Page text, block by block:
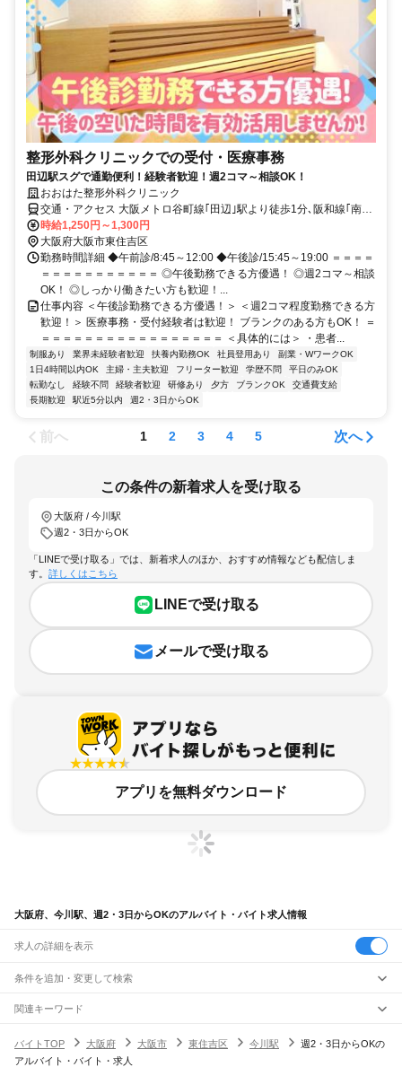
整形外科クリニックでの受付・医療事務
田辺駅スグで通勤便利！経験者歓迎！週2コマ～相談OK！
おおはた整形外科クリニック
交通・アクセス 大阪メトロ谷町線｢田辺｣駅より徒歩1分､阪和線｢南田
辺｣駅より徒歩8分
時給1,250円～1,300円
大阪府大阪市東住吉区
勤務時間詳細 ◆午前診/8:45～12:00 ◆午後診/15:45～19:00 ＝＝＝＝
＝＝＝＝＝＝＝＝＝＝＝ ◎午後勤務できる方優遇！ ◎週2コマ～相談
OK！ ◎しっかり働きたい方も歓迎！...
仕事内容 ＜午後診勤務できる方優遇！＞ ＜週2コマ程度勤務できる方
歓迎！＞ 医療事務・受付経験者は歓迎！ ブランクのある方もOK！ ＝
＝＝＝＝＝＝＝＝＝＝＝＝＝＝＝＝＝ ＜具体的には＞ ・患者...
制服あり 業界未経験者歓迎 扶養内勤務OK 社員登用あり
副業・WワークOK
1日4時間以内OK
主婦・主夫歓迎 フリーター歓迎 学歴不問
平日のみOK
転勤なし
経験不問 経験者歓迎 研修あり 夕方 ブランクOK
交通費支給
長期歓迎
駅近5分以内 週2・3日からOK
前へ 1 2 3 4 5 次へ
この条件の新着求人を受け取る
大阪府 / 今川駅
週2・3日からOK
「LINEで受け取る」では、新着求人のほか、おすすめ情報なども配信しま
す。 詳しくはこちら
LINEで受け取る
メールで受け取る
アプリを無料ダウンロード
大阪府、今川駅、週2・3日からOKのアルバイト・バイト求人情報
求人の詳細を表示
条件を追加・変更して検索
市区町村を追加・変更
大阪府すべて
大阪市 すべて
駅を追加・変更
関連キーワード
バイトTOP
大阪府 大阪市 東住吉区 今川駅
週2・3日からOKの
アルバイト・バイト・求人